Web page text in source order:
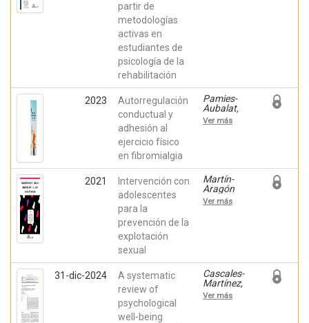
partir de
metodologías
activas en
estudiantes de
psicología de la
rehabilitación
2023
Autorregulación
conductual y
adhesión al
ejercicio físico
en fibromialgia
Pamies-
Aubalat,
Lidia;
Pastor-
López
Roig,
Sofía;
Nardi-
Rodríguez,
Ver más
2021
Intervención con
adolescentes
para la
prevención de la
explotación
sexual
Martín-
Aragón
Gelabert,
Maite;
Ainara;
Terol
Cantero, M
Carmen;
Ver más
31-dic-2024
A systematic
review of
psychological
well-being
Cascales-
Martínez,
Andrea;
Pina,
Ver más